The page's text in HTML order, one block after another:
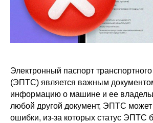
Электронный паспорт
(ЭПТС) является важным
информацию о машине и ее
любой другой документ, ЭПТС
ошибки, из-за которых статус ЭПТС